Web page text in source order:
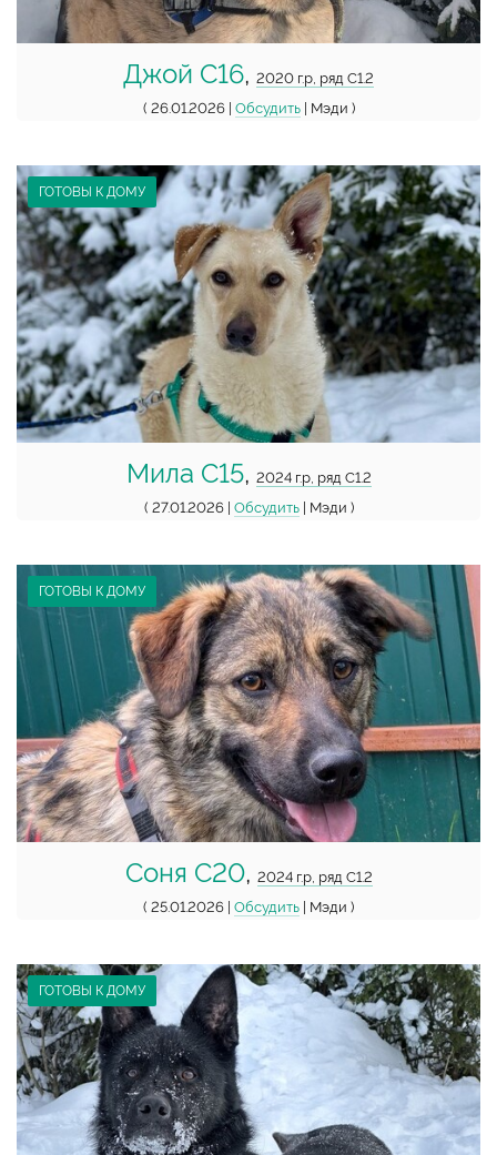
Джой С16, 2020 г.р, ряд С1.2
( 26.01.2026 | Обсудить| Мэди )
ГОТОВЫ К ДОМУ
Мила С15, 2024 г.р, ряд С1.2
( 27.01.2026 | Обсудить| Мэди )
ГОТОВЫ К ДОМУ
Соня С20, 2024 г.р, ряд С1.2
( 25.01.2026 | Обсудить | Мэди )
ГОТОВЫ К ДОМУ